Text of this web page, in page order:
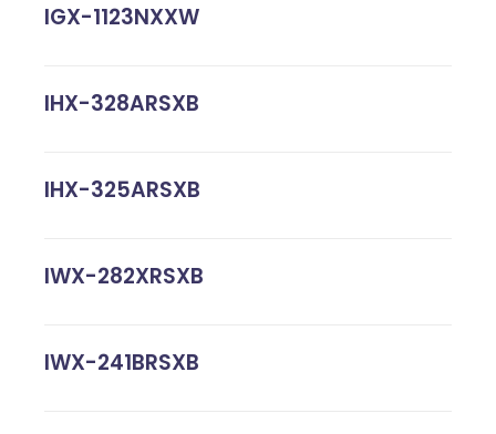
IGX-1123NXXW
IHX-328ARSXB
IHX-325ARSXB
IWX-282XRSXB
IWX-241BRSXB